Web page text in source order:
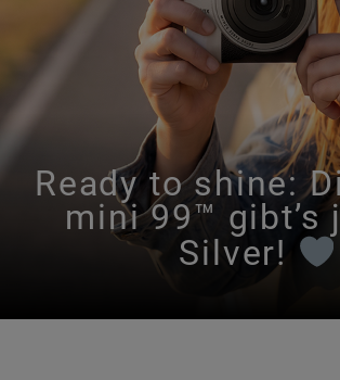
Ready to shine:
mini 99™ gibt’s
Silver!